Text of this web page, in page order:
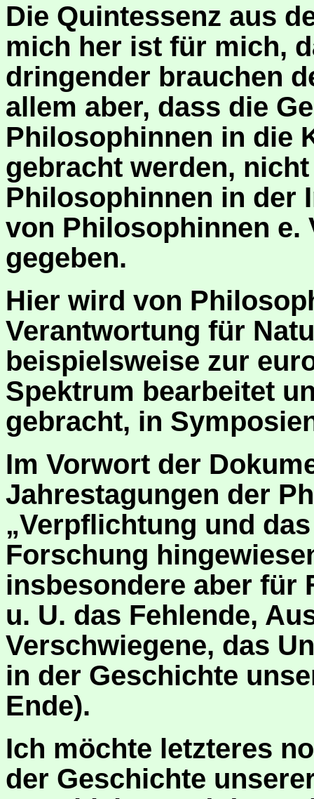
Die Quintessenz aus
mich her ist für mich,
dringender brauchen
allem aber, dass die
Philosophinnen in die
gebracht werden,
Philosophinnen in der
von Philosophinnen e.
gegeben.
Hier wird von
Verantwortung für
beispielsweise zur
Spektrum bearbeitet
gebracht, in
Im Vorwort der
Jahrestagungen der
„Verpflichtung und
Forschung
insbesondere aber für
u. U. das Fehlende,
Verschwiegene, das
in der Geschichte
Ende).
Ich möchte letzteres
der Geschichte